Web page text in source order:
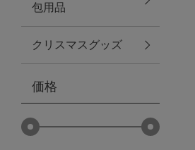
包用品
クリスマスグッズ
価格